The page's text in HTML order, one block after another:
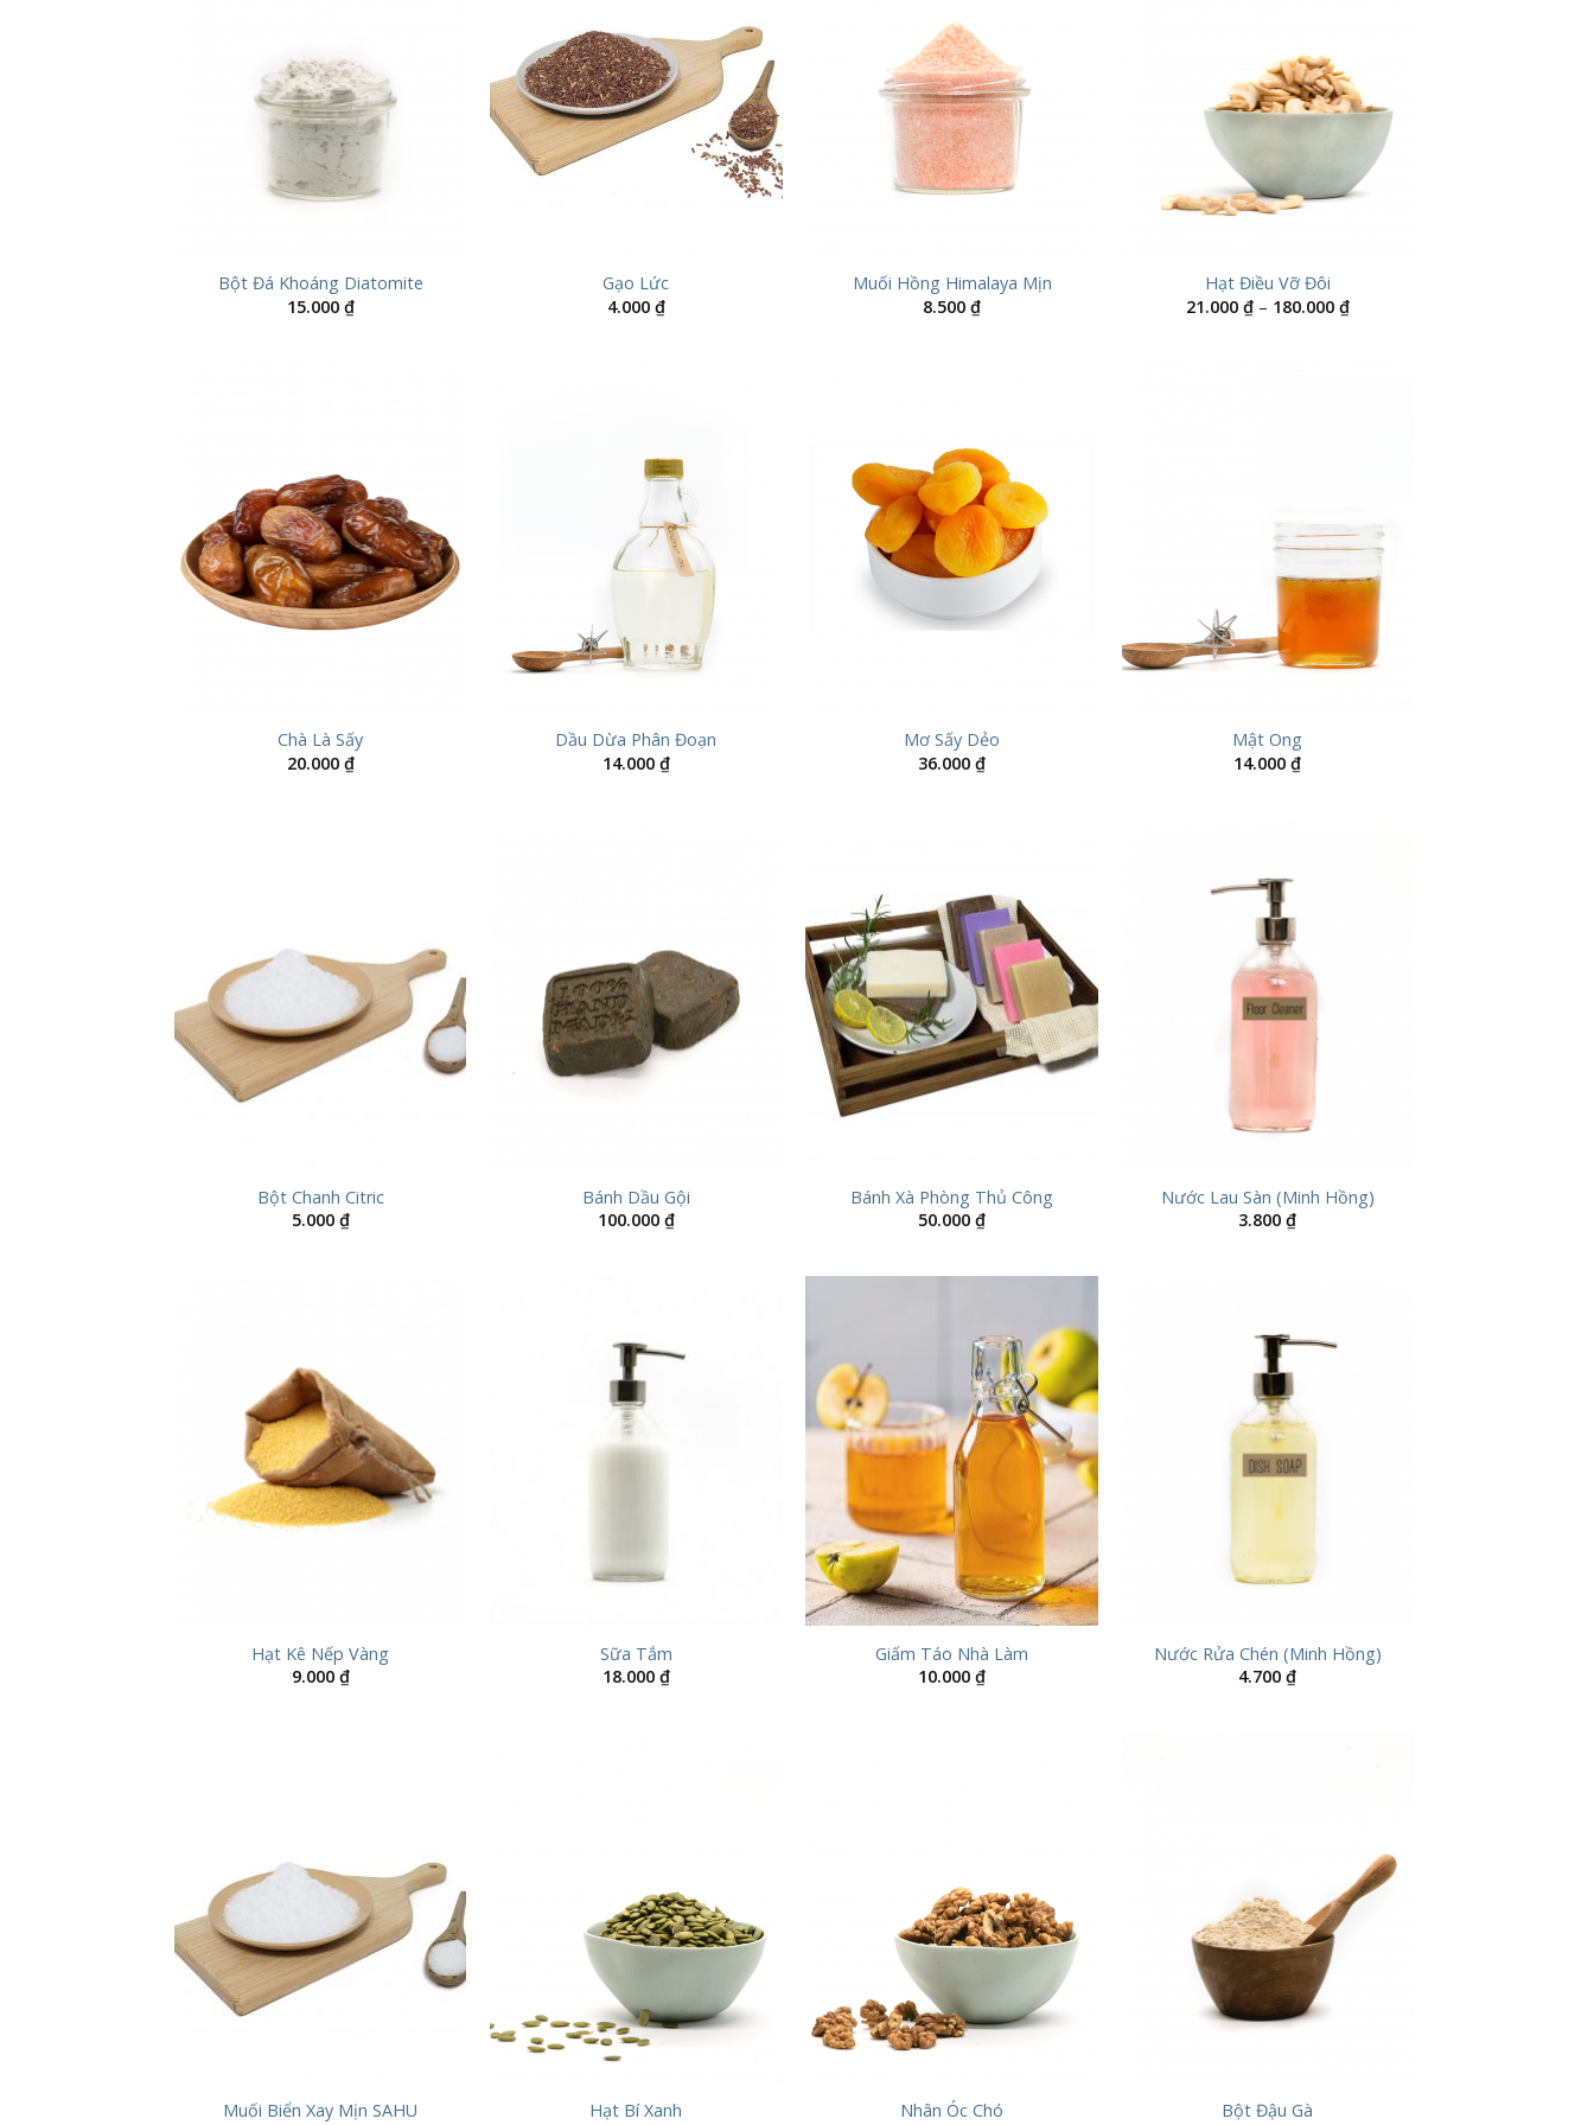
Bột Đá Khoáng Diatomite
15.000 ₫
Gạo Lức
4.000 ₫
Muối Hồng Himalaya Mịn
8.500₫
Hạt Điều Vỡ Đôi
21.000 ₫ – 180.000 ₫Khoảng
giá:
Chà Là Sấy
20.000 ₫
Dầu Dừa Phân Đoạn
14.000 ₫
Mơ Sấy Dẻo
36.000₫
Mật Ong
14.000₫
Bột Chanh Citric
5.000 ₫
Bánh Dầu Gội
100.000 ₫
Bánh Xà Phòng Thủ Công
50.000₫
Nước Lau Sàn (Minh Hồng)
3.800₫
Hạt Kê Nếp Vàng
9.000 ₫
Sữa Tắm
18.000 ₫
Giấm Táo Nhà Làm
10.000₫
Nước Rửa Chén (Minh Hồng)
4.700₫
Muối Biển Xay Mịn SAHU
Hạt Bí Xanh
Nhân Óc Chó
Bột Đậu Gà